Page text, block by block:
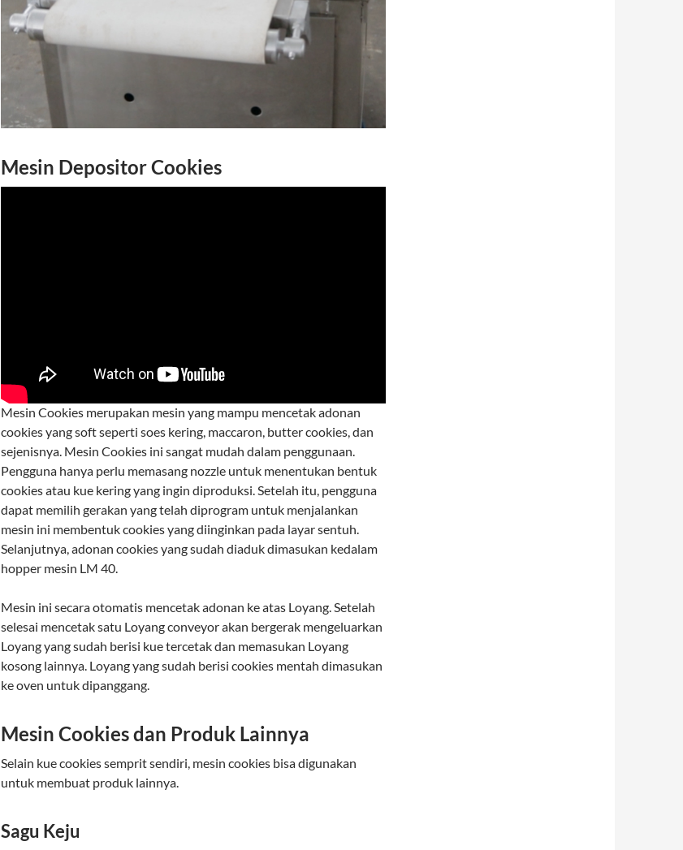
Mesin Depositor Cookies
Mesin Cookies merupakan mesin yang mampu mencetak adonan
cookies yang soft seperti soes kering, maccaron, butter cookies, dan
sejenisnya. Mesin Cookies ini sangat mudah dalam penggunaan.
Pengguna hanya perlu memasang nozzle untuk menentukan bentuk
cookies atau kue kering yang ingin diproduksi. Setelah itu, pengguna
dapat memilih gerakan yang telah diprogram untuk menjalankan
mesin ini membentuk cookies yang diinginkan pada layar sentuh.
Selanjutnya, adonan cookies yang sudah diaduk dimasukan kedalam
hopper mesin LM 40.
Mesin ini secara otomatis mencetak adonan ke atas Loyang. Setelah
selesai mencetak satu Loyang conveyor akan bergerak mengeluarkan
Loyang yang sudah berisi kue tercetak dan memasukan Loyang
kosong lainnya. Loyang yang sudah berisi cookies mentah dimasukan
ke oven untuk dipanggang.
Mesin Cookies dan Produk Lainnya
Selain kue cookies semprit sendiri, mesin cookies bisa digunakan
untuk membuat produk lainnya.
Sagu Keju